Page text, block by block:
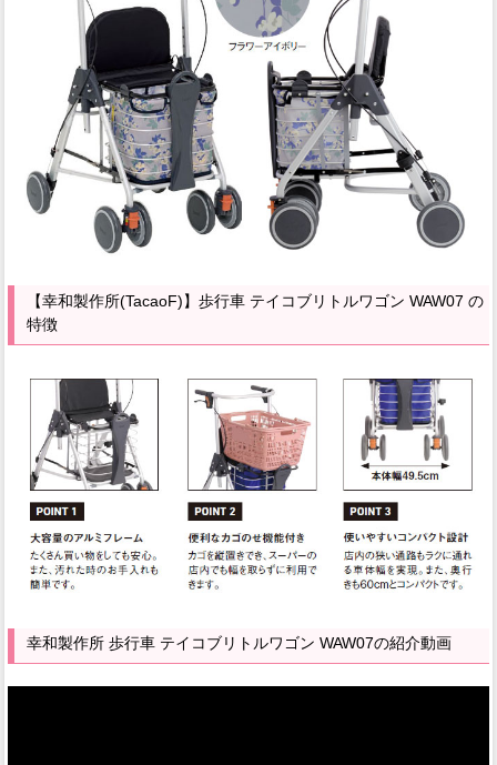
【幸和製作所(TacaoF)】歩行車 テイコブリトルワゴン WAW07 の
特徴
幸和製作所 歩行車 テイコブリトルワゴン WAW07の紹介動画